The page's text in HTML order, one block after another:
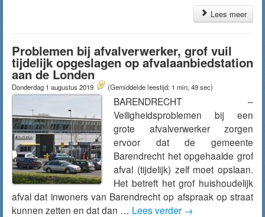
Lees meer
Problemen bij afvalverwerker, grof vuil
tijdelijk opgeslagen op afvalaanbiedstation
aan de Londen
Donderdag 1 augustus 2019 (Gemiddelde leestijd: 1 min, 49 sec)
BARENDRECHT –
Veiligheidsproblemen bij een
grote afvalverwerker zorgen
ervoor dat de gemeente
Barendrecht het opgehaalde grof
afval (tijdelijk) zelf moet opslaan.
Het betreft het grof huishoudelijk
afval dat inwoners van Barendrecht op afspraak op straat
kunnen zetten en dat dan … Lees verder →